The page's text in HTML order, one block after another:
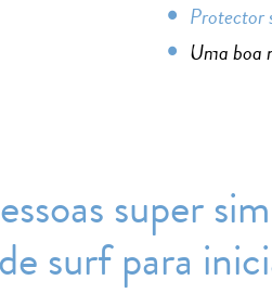
Protector
Uma boa
super
surf para